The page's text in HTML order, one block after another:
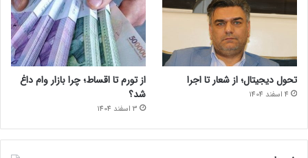
تحول دیجیتال؛ از شعار تا اجرا
4 اسفند 1404
از تورم تا اقساط؛ چرا بازار وام داغ
شد؟
3 اسفند 1404